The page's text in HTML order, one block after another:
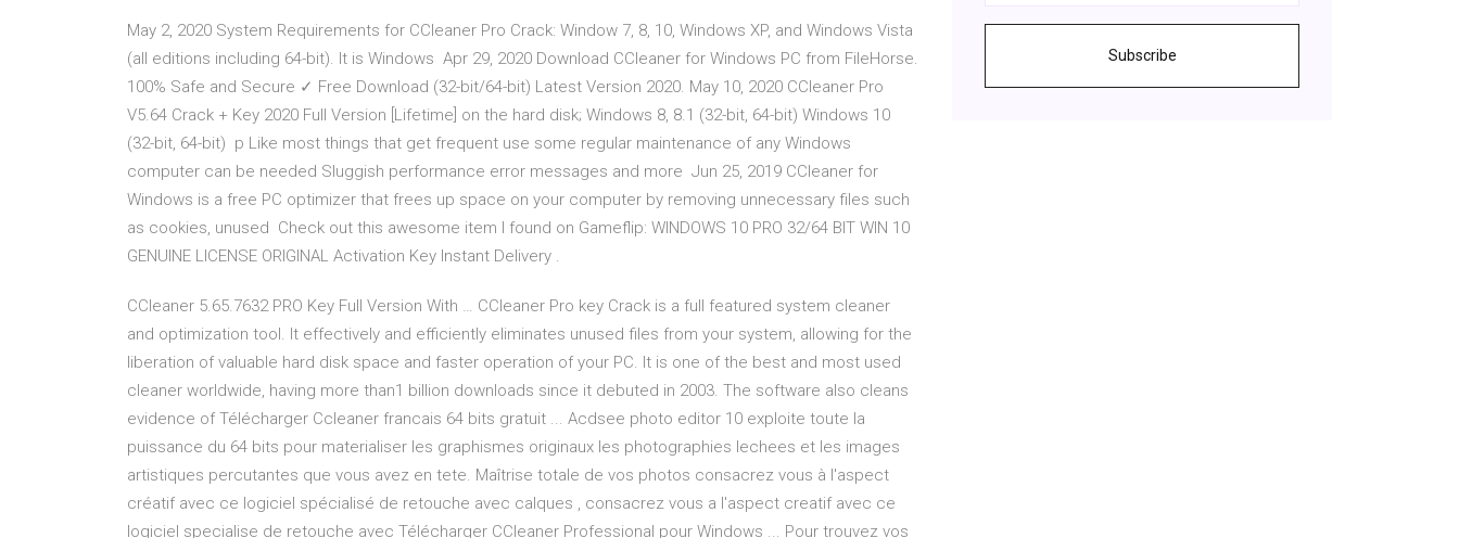
May 2, 2020 System Requirements for CCleaner Pro Crack: Window 7, 8, 10, Windows XP, and Windows Vista
(all editions including 64-bit). It is Windows Apr 29, 2020 Download CCleaner for Windows PC from FileHorse.
100% Safe and Secure ✓ Free Download (32-bit/64-bit) Latest Version 2020. May 10, 2020 CCleaner Pro
V5.64 Crack + Key 2020 Full Version [Lifetime] on the hard disk; Windows 8, 8.1 (32-bit, 64-bit) Windows 10
(32-bit, 64-bit) p Like most things that get frequent use some regular maintenance of any Windows
computer can be needed Sluggish performance error messages and more Jun 25, 2019 CCleaner for
Windows is a free PC optimizer that frees up space on your computer by removing unnecessary files such
as cookies, unused Check out this awesome item I found on Gameflip: WINDOWS 10 PRO 32/64 BIT WIN 10
GENUINE LICENSE ORIGINAL Activation Key Instant Delivery .
CCleaner 5.65.7632 PRO Key Full Version With … CCleaner Pro key Crack is a full featured system cleaner
and optimization tool. It effectively and efficiently eliminates unused files from your system, allowing for the
liberation of valuable hard disk space and faster operation of your PC. It is one of the best and most used
cleaner worldwide, having more than1 billion downloads since it debuted in 2003. The software also cleans
evidence of Télécharger Ccleaner francais 64 bits gratuit ... Acdsee photo editor 10 exploite toute la
puissance du 64 bits pour materialiser les graphismes originaux les photographies lechees et les images
artistiques percutantes que vous avez en tete. Maîtrise totale de vos photos consacrez vous à l'aspect
créatif avec ce logiciel spécialisé de retouche avec calques , consacrez vous a l'aspect creatif avec ce
logiciel specialise de retouche avec Télécharger CCleaner Professional pour Windows ... Pour trouvez vos
Subscribe